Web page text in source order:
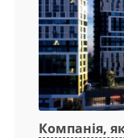
Компанія,